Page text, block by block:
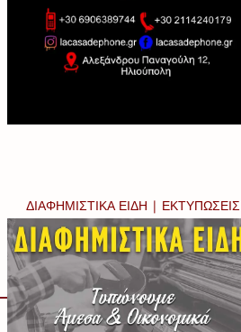
ΔΙΑΦΗΜΙΣΤΙΚΑ ΕΙΔΗ | ΕΚΤΥΠΩΣΕΙΣ